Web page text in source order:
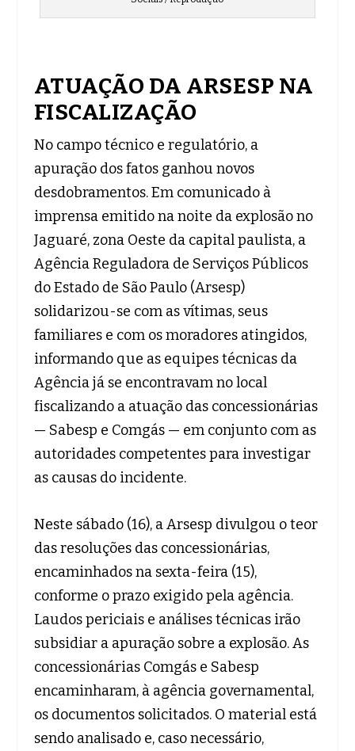
ATUAÇÃO DA ARSESP NA
FISCALIZAÇÃO
No campo técnico e regulatório, a
apuração dos fatos ganhou novos
desdobramentos. Em comunicado à
imprensa emitido na noite da explosão no
Jaguaré, zona Oeste da capital paulista, a
Agência Reguladora de Serviços Públicos
do Estado de São Paulo (Arsesp)
solidarizou-se com as vítimas, seus
familiares e com os moradores atingidos,
informando que as equipes técnicas da
Agência já se encontravam no local
fiscalizando a atuação das concessionárias
— Sabesp e Comgás — em conjunto com as
autoridades competentes para investigar
as causas do incidente.
Neste sábado (16), a Arsesp divulgou o teor
das resoluções das concessionárias,
encaminhados na sexta-feira (15),
conforme o prazo exigido pela agência.
Laudos periciais e análises técnicas irão
subsidiar a apuração sobre a explosão. As
concessionárias Comgás e Sabesp
encaminharam, à agência governamental,
os documentos solicitados. O material está
sendo analisado e, caso necessário,